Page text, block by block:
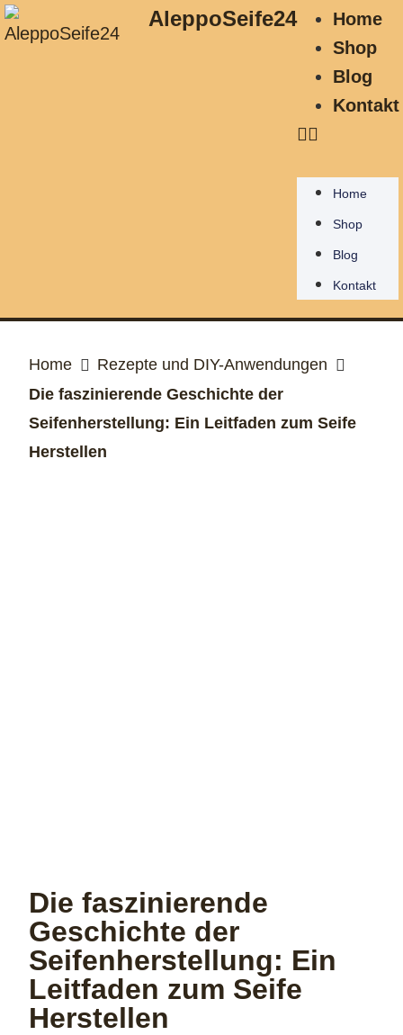
AleppoSeife24
Home
Shop
Blog
Kontakt
Home
Shop
Blog
Kontakt
Home
Rezepte und DIY-Anwendungen
Die faszinierende Geschichte der
Seifenherstellung: Ein Leitfaden zum Seife
Herstellen
Die faszinierende
Geschichte der
Seifenherstellung: Ein
Leitfaden zum Seife
Herstellen